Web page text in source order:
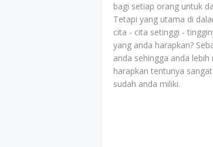
bagi setiap orang untuk
Tetapi yang utama di
cita - cita setinggi -
yang anda harapkan?
anda sehingga anda
harapkan tentunya
sudah anda miliki.